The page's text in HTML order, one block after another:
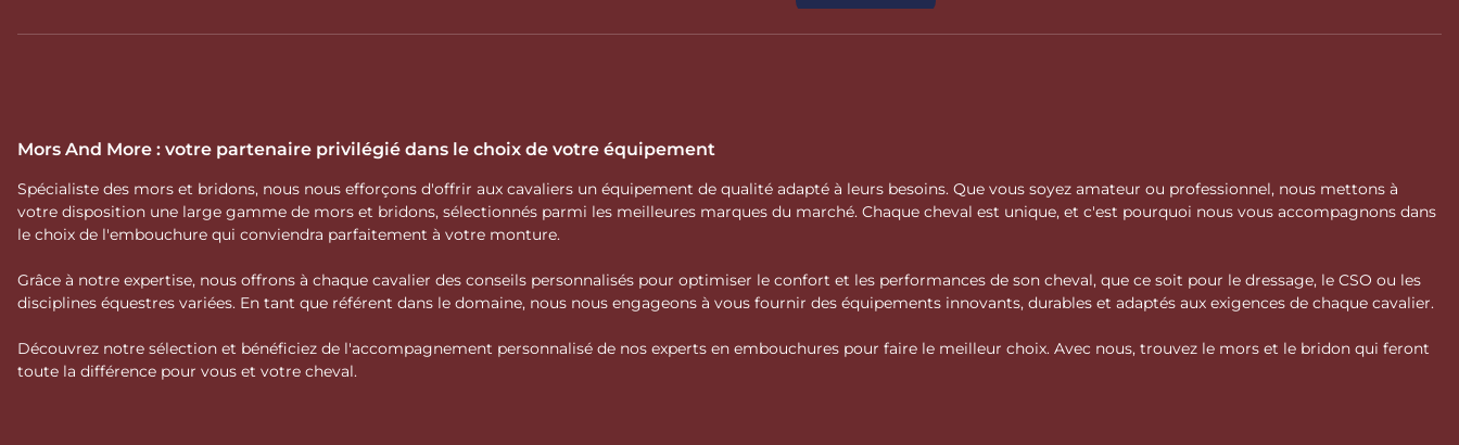
Mors And More : votre partenaire privilégié dans le choix de votre équipement
Spécialiste des mors et bridons, nous nous efforçons d'offrir aux cavaliers un équipement de qualité adapté à leurs besoins. Que vous soyez amateur ou professionnel, nous mettons à
votre disposition une large gamme de mors et bridons, sélectionnés parmi les meilleures marques du marché. Chaque cheval est unique, et c'est pourquoi nous vous accompagnons dans
le choix de l'embouchure qui conviendra parfaitement à votre monture.
Grâce à notre expertise, nous offrons à chaque cavalier des conseils personnalisés pour optimiser le confort et les performances de son cheval, que ce soit pour le dressage, le CSO ou les
disciplines équestres variées. En tant que référent dans le domaine, nous nous engageons à vous fournir des équipements innovants, durables et adaptés aux exigences de chaque cavalier.
Découvrez notre sélection et bénéficiez de l'accompagnement personnalisé de nos experts en embouchures pour faire le meilleur choix. Avec nous, trouvez le mors et le bridon qui feront
toute la différence pour vous et votre cheval.